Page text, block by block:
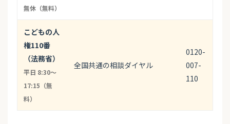
無休（無料）
こどもの人
権110番
（法務省）
平日 8:30〜
17:15（無
料）
全国共通の相談ダイヤル
0120-
007-
110